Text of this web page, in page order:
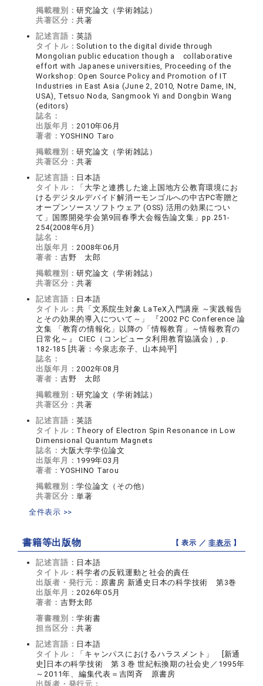
掲載種別：研究論文（学術雑誌）
共著区分：共著
記述言語：英語
タイトル： Solution to the digital divide through
Mongolian public education though a collaborative
effort with Japanese universities, Proceeding of the
Workshop: Open Source Policy and Promotion of IT
Industries in East Asia (June 2, 2010, Notre Dame, IN,
USA), Tetsuo Noda, Sangmook Yi and Dongbin Wang
(editors)
誌名：
出版年月：2010年06月
著者： YOSHINO Taro
掲載種別：研究論文（学術雑誌）
共著区分：共著
記述言語： 日本語
タイトル：
「大学と連携した途上国地方公教育環境にお
けるデジタルデバイド解消ーモンゴルへの中古PC寄贈と
オープンソースソフトウェア (OSS) 活用の効果につい
て」国際開発学会第9回春季大会報告論文集」pp.251-
254(2008年6月)
誌名：
出版年月：2008年06月
著者： 吉野 太郎
掲載種別：研究論文（学術雑誌）
共著区分：共著
記述言語： 日本語
タイトル：共「文系院生対象 LaTeX入門講座 ～実践報告
とその効果的導入について～」 『2002 PC Conference 論
文集 「教育の情報化」以降の「情報教育」～情報教育の
日常化～』 CIEC（コンピュータ利用教育協議会）, p.
182-185 [共著：今泉志奈子、山本純平]
誌名：
出版年月：2002年08月
著者： 吉野 太郎
掲載種別：研究論文（学術雑誌）
共著区分：共著
記述言語：英語
タイトル： Theory of Electron Spin Resonance in Low
Dimensional Quantum Magnets
誌名： 大阪大学学位論文
出版年月： 1999年03月
著者： YOSHINO Tarou
掲載種別：学位論文（その他）
共著区分：単著
全件表示 >>
書籍等出版物 【 表示 ／非表示 】
記述言語： 日本語
タイトル：科学者の反戦運動と社会的責任
出版者・発行元： 原書房 新通史日本の科学技術 第3巻
出版年月：2026年05月
著者： 吉野太郎
著書種別：学術書
担当区分：共著
記述言語： 日本語
タイトル：
「キャンパスにおけるハラスメント」 [新通
史]日本の科学技術 第３巻 世紀転換期の社会史／1995年
～2011年、編集代表＝吉岡斉 原書房
出版者・発行元：